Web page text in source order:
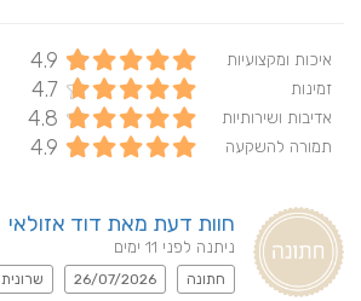
איכות ומקצועיות 4.9
זמינות 4.7
אדיבות ושירותיות 4.8
תמורה להשקעה 4.9
חוות דעת מאת דוד אזולאי
ניתנה לפני 11 ימים
חתונה 26/07/2026 שרונית